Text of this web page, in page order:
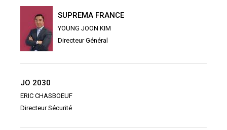
SUPREMA FRANCE
YOUNG JOON KIM
Directeur Général
JO 2030
ERIC CHASBOEUF
Directeur Sécurité